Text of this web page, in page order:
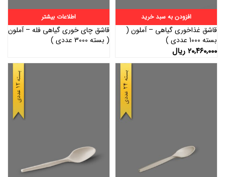
افزودن به سبد خرید
قاشق غذاخوری گیاهی – آملون (
بسته 1000 عددی )
۲۰,۴۶۰,۰۰۰ ریال
اطلاعات بیشتر
قاشق چای خوری گیاهی فله – آملون
( بسته 3000 عددی )